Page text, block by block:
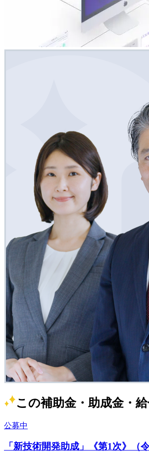
この補助金・助成金・
公募中
「新技術開発助成」《第1次》（